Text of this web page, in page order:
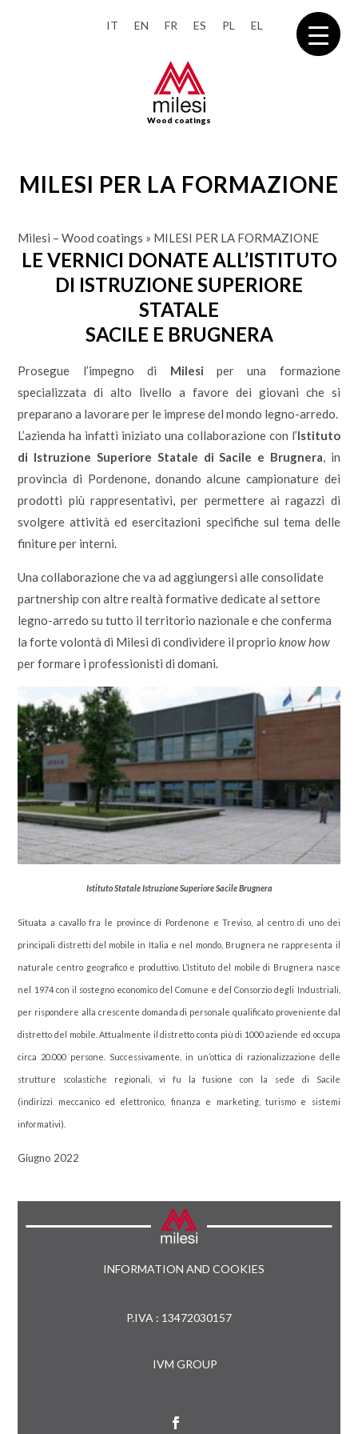
IT EN FR ES PL EL
Wood coatings
MILESI PER LA FORMAZIONE
Milesi – Wood coatings » MILESI PER LA FORMAZIONE
LE VERNICI DONATE ALL’ISTITUTO
DI ISTRUZIONE SUPERIORE
STATALE
SACILE E BRUGNERA
Prosegue l’impegno di Milesi per una formazione
specializzata di alto livello a favore dei giovani che si
preparano a lavorare per le imprese del mondo legno-arredo.
L’azienda ha infatti iniziato una collaborazione con l’Istituto
di Istruzione Superiore Statale di Sacile e Brugnera, in
provincia di Pordenone, donando alcune campionature dei
prodotti più rappresentativi, per permettere ai ragazzi di
svolgere attività ed esercitazioni specifiche sul tema delle
finiture per interni.
Una collaborazione che va ad aggiungersi alle consolidate
partnership con altre realtà formative dedicate al settore
legno-arredo su tutto il territorio nazionale e che conferma
la forte volontà di Milesi di condividere il proprioknow how
per formare i professionisti di domani.
Istituto Statale Istruzione Superiore Sacile Brugnera
Situata a cavallo fra le province di Pordenone e Treviso, al centro di uno dei
principali distretti del mobile in Italia e nel mondo, Brugnera ne rappresenta il
naturale centro geografico e produttivo. L’Istituto del mobile di Brugnera nasce
nel 1974 con il sostegno economico del Comune e del Consorzio degli Industriali,
per rispondere alla crescente domanda di personale qualificato proveniente dal
distretto del mobile. Attualmente il distretto conta più di 1000 aziende ed occupa
circa 20.000 persone. Successivamente, in un’ottica di razionalizzazione delle
strutture scolastiche regionali, vi fu la fusione con la sede di Sacile
(indirizzi meccanico ed elettronico, finanza e marketing, turismo e sistemi
informativi).
Giugno 2022
INFORMATION AND COOKIES
P.IVA : 13472030157
IVM GROUP